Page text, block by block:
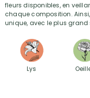
fleurs disponibles, en
chaque composition.
unique, avec le plus grand
Lys